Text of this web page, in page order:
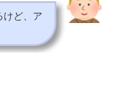
けど、ア